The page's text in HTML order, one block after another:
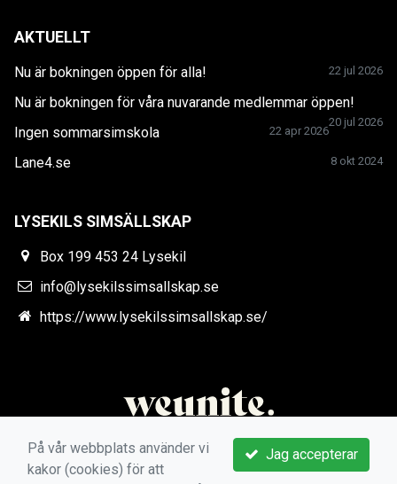
AKTUELLT
Nu är bokningen öppen för alla! 22 jul 2026
Nu är bokningen för våra nuvarande medlemmar öppen!
20 jul 2026
Ingen sommarsimskola 22 apr 2026
Lane4.se 8 okt 2024
LYSEKILS SIMSÄLLSKAP
Box 199 453 24 Lysekil
info@lysekilssimsallskap.se
https://www.lysekilssimsallskap.se/
Jag accepterar
På vår webbplats använder vi
kakor (cookies) för att